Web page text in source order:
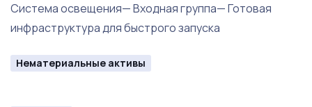
✓ первая линия;
Система освещения— Входная группа— Готовая
инфраструктура для быстрого запуска
Нематериальные активы